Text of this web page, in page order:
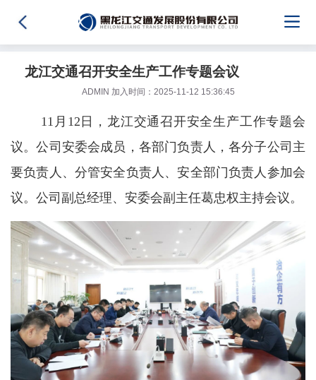
龙江交通召开安全生产工作专题会议
ADMIN 加入时间：2025-11-12 15:36:45
11月12日，龙江交通召开安全生产工作专题会
议。公司安委会成员，各部门负责人，各分子公司主
要负责人、分管安全负责人、安全部门负责人参加会
议。公司副总经理、安委会副主任葛忠权主持会议。